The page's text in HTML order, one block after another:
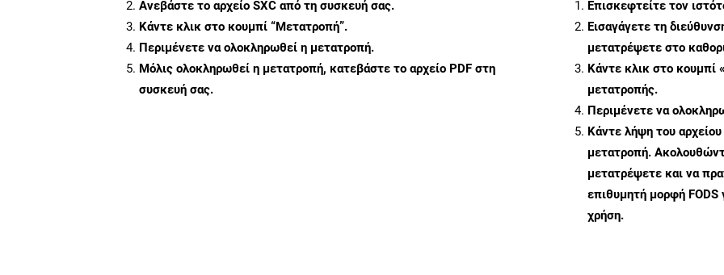
Ανεβάστε το αρχείο SXC από τη συσκευή σας.
Κάντε κλικ στο κουμπί “Μετατροπή”.
Περιμένετε να ολοκληρωθεί η μετατροπή.
Μόλις ολοκληρωθεί η μετατροπή, κατεβάστε το αρχείο PDF στη
συσκευή σας.
Επισκεφτείτε τον
Εισαγάγετε τη
μετατρέψετε στο
Κάντε κλικ στο κουμπί
μετατροπής.
Περιμένετε να
Κάντε λήψη του
μετατροπή.
μετατρέψετε και να
επιθυμητή μορφή
χρήση.